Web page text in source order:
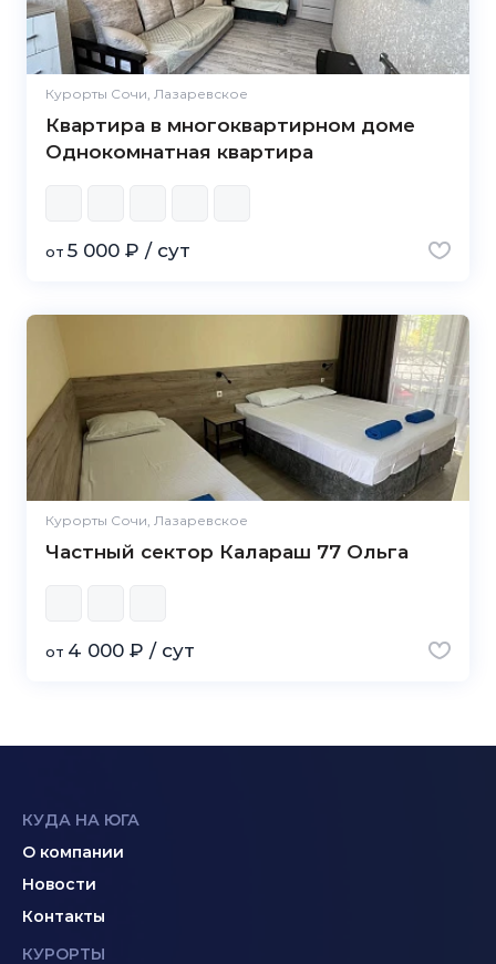
Курорты Сочи, Лазаревское
Квартира в многоквартирном доме
Однокомнатная квартира
от 5 000 ₽ / сут
Курорты Сочи, Лазаревское
Частный сектор Калараш 77 Ольга
от 4 000 ₽ / сут
КУДА НА ЮГА
О компании
Новости
Контакты
КУРОРТЫ